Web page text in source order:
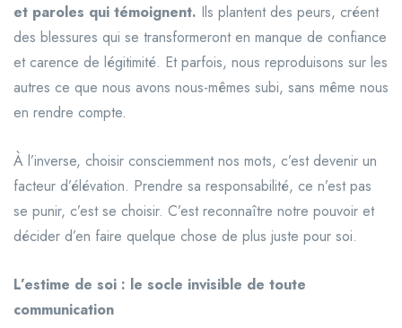
et paroles qui témoignent. Ils plantent des peurs, créent
des blessures qui se transformeront en manque de confiance
et carence de légitimité. Et parfois, nous reproduisons sur les
autres ce que nous avons nous-mêmes subi, sans même nous
en rendre compte.
À l’inverse, choisir consciemment nos mots, c’est devenir un
facteur d’élévation. Prendre sa responsabilité, ce n’est pas
se punir, c’est se choisir. C’est reconnaître notre pouvoir et
décider d’en faire quelque chose de plus juste pour soi.
L’estime de soi : le socle invisible de toute
communication